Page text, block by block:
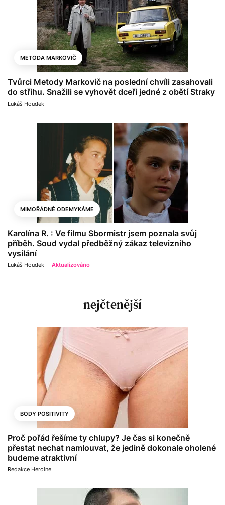
METODA MARKOVIČ
Tvůrci Metody Markovič na poslední chvíli zasahovali
do střihu. Snažili se vyhovět dceři jedné z obětí Straky
Lukáš Houdek
MIMOŘÁDNĚ ODEMYKÁME
Karolína R. : Ve filmu Sbormistr jsem poznala svůj
příběh. Soud vydal předběžný zákaz televizního
vysílání
Lukáš Houdek Aktualizováno
nejčtenější
BODY POSITIVITY
Proč pořád řešíme ty chlupy? Je čas si konečně
přestat nechat namlouvat, že jedině dokonale oholené
budeme atraktivní
Redakce Heroine